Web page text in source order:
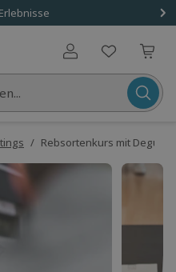
Benutzerkonto
/ Rebsortenkurs mit